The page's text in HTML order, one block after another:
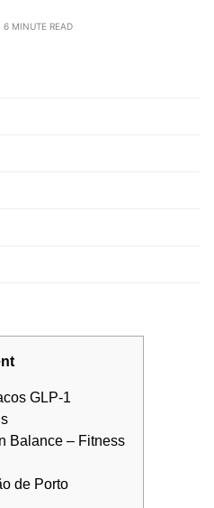
6 MINUTE READ
GLP-1
Balance – Fitness
de Porto